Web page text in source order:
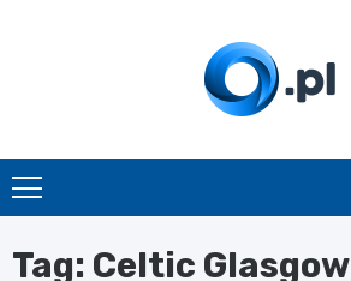
O.pl
Tag: Celtic Glasgow